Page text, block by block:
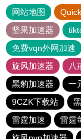
网站地图
坚果加速器
免费vqn外网加速
旋风加速器
八
黑豹加速器
一
9CZK下载站
雷霆加速
雷霆